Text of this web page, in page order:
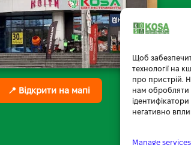
Щоб
технології на
про пристрій.
нам обробляти
негативно
Manage services
📍 Відкрити на мапі